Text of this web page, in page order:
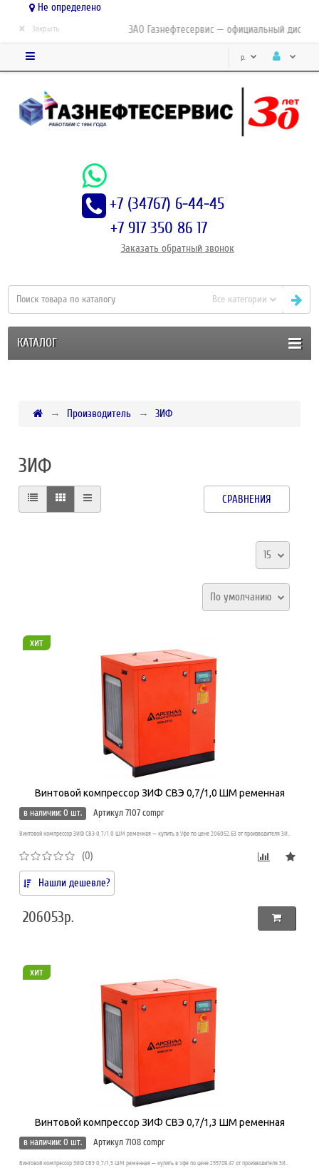
Не определено
ЗАО Газнефтесервис — официальный
× Закрыть
р.
+7 (34767) 6-44-45
+7 917 350 86 17
Заказать обратный звонок
Все категории
КАТАЛОГ
Производитель ЗИФ
ЗИФ
СРАВНЕНИЯ
15
По умолчанию
хит
Винтовой компрессор ЗИФ СВЭ 0,7/1,0 ШМ ременная
в наличии: 0 шт.
Артикул 7107 compr
Винтовой компрессор ЗИФ СВЭ 0,7/1,0 ШМ ременная — купить в Уфе по цене 206052.63 от производителя ЗИ..
(0)
Нашли дешевле?
206053р.
хит
Винтовой компрессор ЗИФ СВЭ 0,7/1,3 ШМ ременная
в наличии: 0 шт.
Артикул 7108 compr
Винтовой компрессор ЗИФ СВЭ 0,7/1,3 ШМ ременная — купить в Уфе по цене 255789.47 от производителя ЗИ..